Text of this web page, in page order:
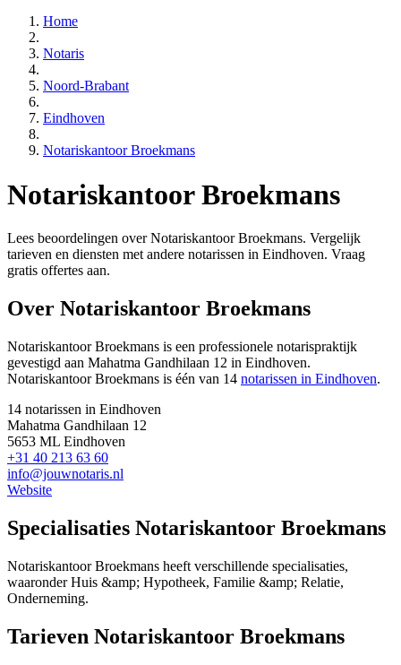
Home
Notaris
Noord-Brabant
Eindhoven
Notariskantoor Broekmans
Notariskantoor Broekmans
Lees beoordelingen over Notariskantoor Broekmans. Vergelijk
tarieven en diensten met andere notarissen in Eindhoven. Vraag
gratis offertes aan.
Over Notariskantoor Broekmans
Notariskantoor Broekmans is een professionele notarispraktijk
gevestigd aan Mahatma Gandhilaan 12 in Eindhoven.
Notariskantoor Broekmans is één van 14 notarissen in Eindhoven.
14 notarissen in Eindhoven
Mahatma Gandhilaan 12
5653 ML Eindhoven
+31 40 213 63 60
info@jouwnotaris.nl
Website
Specialisaties Notariskantoor Broekmans
Notariskantoor Broekmans heeft verschillende specialisaties,
waaronder Huis &amp; Hypotheek, Familie &amp; Relatie,
Onderneming.
Tarieven Notariskantoor Broekmans